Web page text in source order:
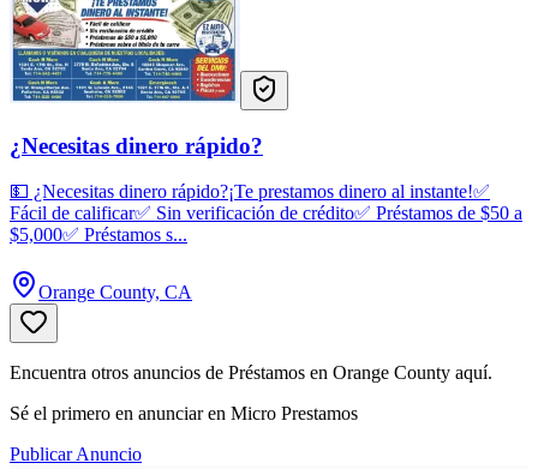
¿Necesitas dinero rápido?
💵 ¿Necesitas dinero rápido?¡Te prestamos dinero al instante!✅
Fácil de calificar✅ Sin verificación de crédito✅ Préstamos de $50 a
$5,000✅ Préstamos s...
Orange County, CA
Encuentra otros anuncios de Préstamos en Orange County aquí.
Sé el primero en anunciar en Micro Prestamos
Publicar Anuncio